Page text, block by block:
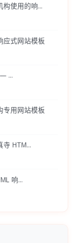
使用的响...
应式网站模板
...
专用网站模板
HTM...
响...